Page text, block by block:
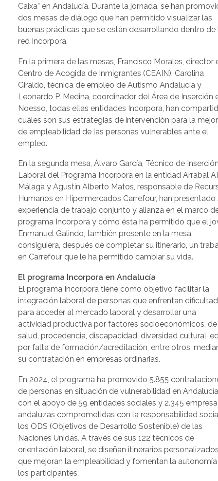
Caixa” en Andalucía. Durante la jornada, se han
dos mesas de diálogo que han permitido visualizar las
buenas prácticas que se están desarrollando dentro de
red Incorpora.
En la primera de las mesas, Francisco Morales, director
Centro de Acogida de Inmigrantes (CEAIN); Carolina
Giraldo, técnica de empleo de Autismo Andalucía y
Leonardo P. Medina, coordinador del Área de Inserción
Noesso, todas ellas entidades Incorpora, han
cuáles son sus estrategias de intervención para la
de empleabilidad de las personas vulnerables ante el
empleo.
En la segunda mesa, Álvaro García, Técnico de
Laboral del Programa Incorpora en la entidad Arrabal
Málaga y Agustín Alberto Matos, responsable de
Humanos en Hipermercados Carrefour, han presentado
experiencia de trabajo conjunto y alianza en el marco
programa Incorpora y cómo ésta ha permitido que el
Enmanuel Galindo, también presente en la mesa,
consiguiera, después de completar su itinerario, un
en Carrefour que le ha permitido cambiar su vida.
El programa Incorpora en Andalucía
El programa Incorpora tiene como objetivo facilitar la
integración laboral de personas que enfrentan
para acceder al mercado laboral y desarrollar una
actividad productiva por factores socioeconómicos, de
salud, procedencia, discapacidad, diversidad cultural,
por falta de formación/acreditación, entre otros,
su contratación en empresas ordinarias.
En 2024, el programa ha promovido 5.855
de personas en situación de vulnerabilidad en
con el apoyo de 59 entidades sociales y 2.345
andaluzas comprometidas con la responsabilidad
los ODS (Objetivos de Desarrollo Sostenible) de las
Naciones Unidas. A través de sus 122 técnicos de
orientación laboral, se diseñan itinerarios
que mejoran la empleabilidad y fomentan la
los participantes.